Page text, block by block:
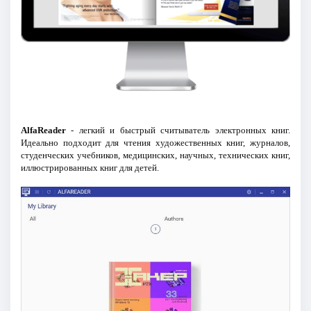
AlfaReader- легкий и быстрый считыватель электронных книг.
Идеально подходит для чтения художественных книг, журналов,
студенческих учебников, медицинских, научных, технических книг,
иллюстрированных книг для детей.